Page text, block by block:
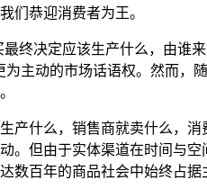
们恭迎消费者为王。
终决定应该生产什么，由谁
主动的市场话语权。然而，
产什么，销售商就卖什么，
。但由于实体渠道在时间与
数百年的商品社会中始终占据